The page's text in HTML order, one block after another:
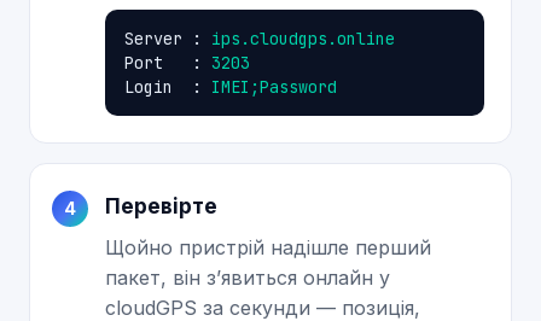
Server : ips.cloudgps.online
Port   : 3203
Login  : IMEI;Password
Перевірте
Щойно пристрій надішле перший
пакет, він зʼявиться онлайн у
cloudGPS за секунди — позиція,